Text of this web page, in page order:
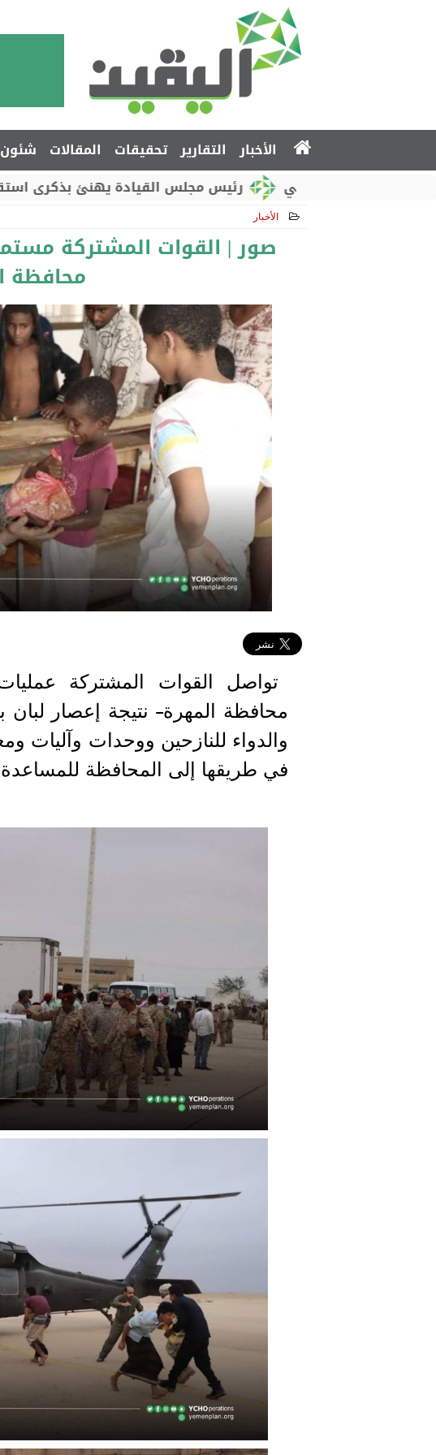
الأخبار التقارير تحقيقات المقالات شئون
رئيس مجلس القيادة يهنئ بذكرى استقلال الفلبين
الأخبار
صور | القوات المشتركة
محافظة
تواصل القوات المشتركة
محافظة المهرة نتيجة إعصار لبان
والدواء للنازحين ووحدات وآليات
في طريقها إلى المحافظة للمساعدة